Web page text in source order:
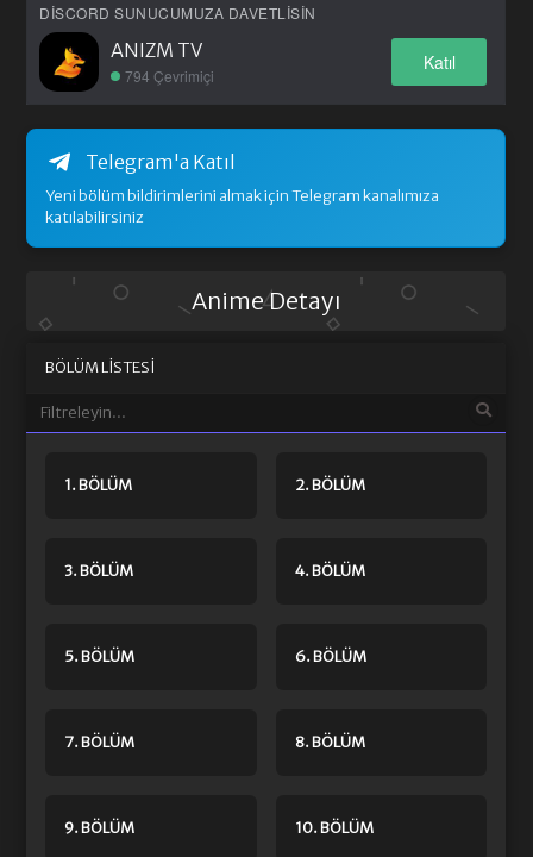
DISCORD SUNUCUMUZA DAVETLISIN
ANIZM TV
794 Çevrimiçi
Katıl
Telegram'a Katıl
Yeni bölüm bildirimlerini almak için Telegram kanalımıza
katılabilirsiniz
Anime Detayı
BÖLÜM LISTESI
1. BÖLÜM 2. BÖLÜM
3. BÖLÜM 4. BÖLÜM
5. BÖLÜM 6. BÖLÜM
7. BÖLÜM 8. BÖLÜM
9. BÖLÜM 10. BÖLÜM